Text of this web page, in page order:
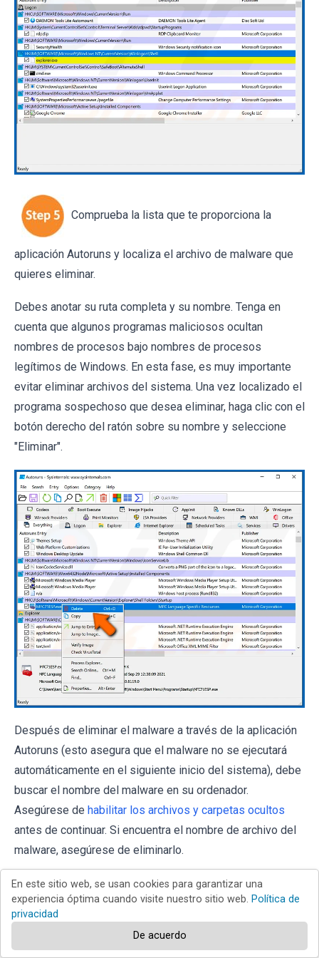
Comprueba la lista que te proporciona la
aplicación Autoruns y localiza el archivo de malware que
quieres eliminar.
Debes anotar su ruta completa y su nombre. Tenga en
cuenta que algunos programas maliciosos ocultan
nombres de procesos bajo nombres de procesos
legítimos de Windows. En esta fase, es muy importante
evitar eliminar archivos del sistema. Una vez localizado el
programa sospechoso que desea eliminar, haga clic con el
botón derecho del ratón sobre su nombre y seleccione
"Eliminar".
Después de eliminar el malware a través de la aplicación
Autoruns (esto asegura que el malware no se ejecutará
automáticamente en el siguiente inicio del sistema), debe
buscar el nombre del malware en su ordenador.
Asegúrese de habilitar los archivos y carpetas ocultos
antes de continuar. Si encuentra el nombre de archivo del
malware, asegúrese de eliminarlo.
En este sitio web, se usan cookies para garantizar una
experiencia óptima cuando visite nuestro sitio web. Política de
privacidad
De acuerdo